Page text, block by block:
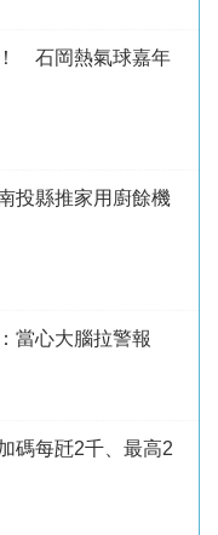
石岡熱氣球嘉年
投縣推家用廚餘機
當心大腦拉警報
碼每瓩2千、最高2